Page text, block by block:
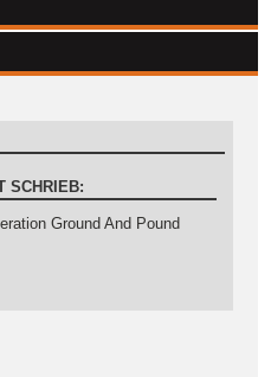
SCHRIEB:
Ground And Pound